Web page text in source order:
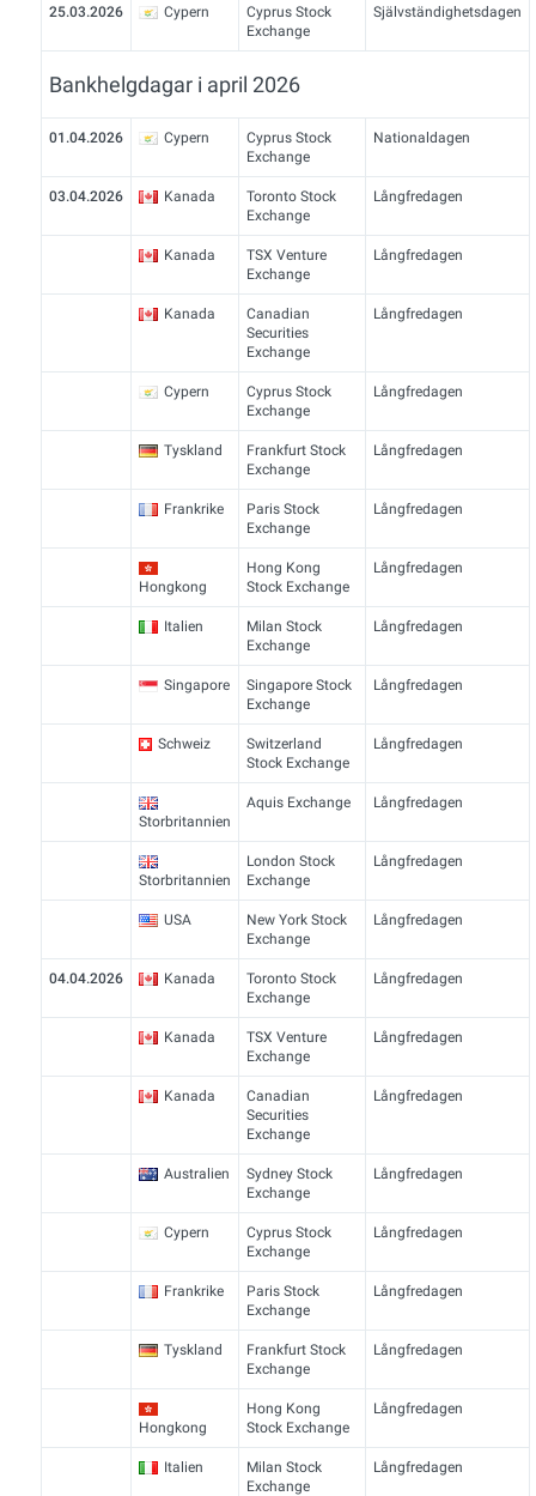
25.03.2026 Cypern
Cyprus Stock
Exchange
Självständighetsdagen
Bankhelgdagar i april 2026
01.04.2026 Cypern
Cyprus Stock
Exchange
Nationaldagen
03.04.2026 Kanada
Toronto Stock
Exchange
Långfredagen
Kanada
TSX Venture
Exchange
Långfredagen
Kanada
Canadian
Securities
Exchange
Långfredagen
Cypern
Cyprus Stock
Exchange
Långfredagen
Tyskland
Frankfurt Stock
Exchange
Långfredagen
Frankrike
Paris Stock
Exchange
Långfredagen
Hongkong
Hong Kong
Stock Exchange
Långfredagen
Italien
Milan Stock
Exchange
Långfredagen
Singapore
Singapore Stock
Exchange
Långfredagen
Schweiz
Switzerland
Stock Exchange
Långfredagen
Storbritannien
Aquis Exchange Långfredagen
Storbritannien
London Stock
Exchange
Långfredagen
USA
New York Stock
Exchange
Långfredagen
04.04.2026 Kanada
Toronto Stock
Exchange
Långfredagen
Kanada
TSX Venture
Exchange
Långfredagen
Kanada
Canadian
Securities
Exchange
Långfredagen
Australien
Sydney Stock
Exchange
Långfredagen
Cypern
Cyprus Stock
Exchange
Långfredagen
Frankrike
Paris Stock
Exchange
Långfredagen
Tyskland
Frankfurt Stock
Exchange
Långfredagen
Hongkong
Hong Kong
Stock Exchange
Långfredagen
Italien
Milan Stock
Exchange
Långfredagen